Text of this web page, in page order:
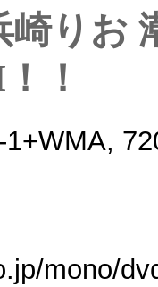
崎りお
！
mono/